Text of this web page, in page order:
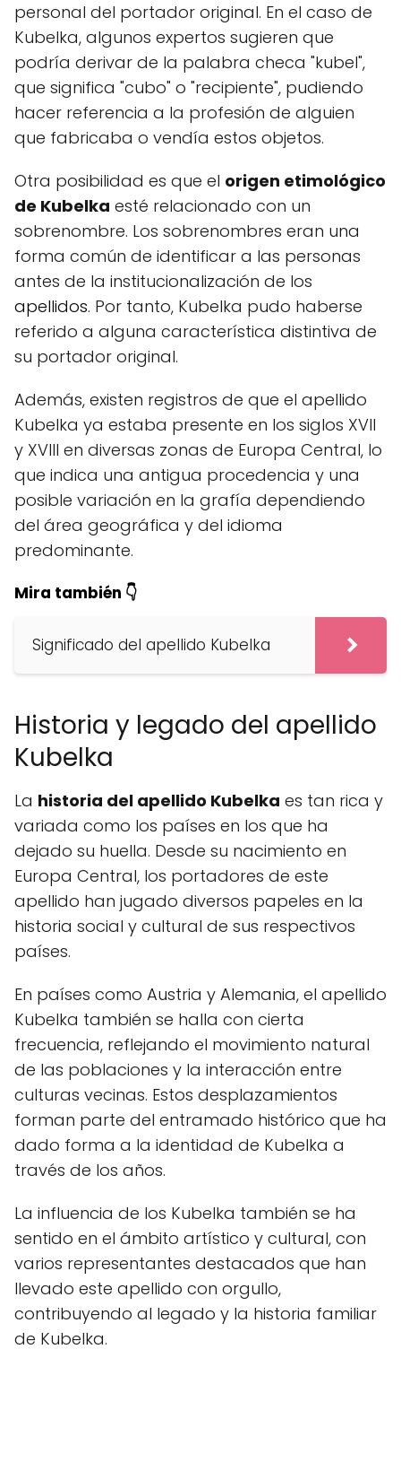
personal del portador original. En el caso de
Kubelka, algunos expertos sugieren que
podría derivar de la palabra checa "kubel",
que significa "cubo" o "recipiente", pudiendo
hacer referencia a la profesión de alguien
que fabricaba o vendía estos objetos.
Otra posibilidad es que el origen etimológico
de Kubelka esté relacionado con un
sobrenombre. Los sobrenombres eran una
forma común de identificar a las personas
antes de la institucionalización de los
apellidos. Por tanto, Kubelka pudo haberse
referido a alguna característica distintiva de
su portador original.
Además, existen registros de que el apellido
Kubelka ya estaba presente en los siglos XVII
y XVIII en diversas zonas de Europa Central, lo
que indica una antigua procedencia y una
posible variación en la grafía dependiendo
del área geográfica y del idioma
predominante.
Mira también 👇
Significado del apellido Kubelka
Historia y legado del apellido
Kubelka
La historia del apellido Kubelka es tan rica y
variada como los países en los que ha
dejado su huella. Desde su nacimiento en
Europa Central, los portadores de este
apellido han jugado diversos papeles en la
historia social y cultural de sus respectivos
países.
En países como Austria y Alemania, el apellido
Kubelka también se halla con cierta
frecuencia, reflejando el movimiento natural
de las poblaciones y la interacción entre
culturas vecinas. Estos desplazamientos
forman parte del entramado histórico que ha
dado forma a la identidad de Kubelka a
través de los años.
La influencia de los Kubelka también se ha
sentido en el ámbito artístico y cultural, con
varios representantes destacados que han
llevado este apellido con orgullo,
contribuyendo al legado y la historia familiar
de Kubelka.